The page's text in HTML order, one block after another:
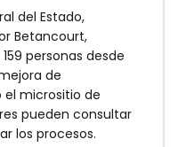
del Estado,
Betancourt,
personas desde
de
micrositio de
pueden consultar
los procesos.